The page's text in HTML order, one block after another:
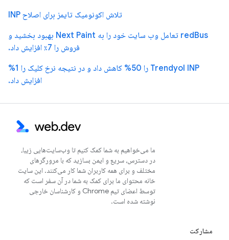
تلاش اکونومیک تایمز برای اصلاح INP
redBus تعامل وب سایت خود را به Next Paint بهبود بخشید و
فروش را 7٪ افزایش داد.
Trendyol INP را 50% کاهش داد و در نتیجه نرخ کلیک را 1%
افزایش داد.
ما می‌خواهیم به شما کمک کنیم تا وب‌سایت‌هایی زیبا،
در دسترس، سریع و ایمن بسازید که با مرورگرهای
مختلف و برای همه کاربران شما کار می‌کنند. این سایت
خانه محتوای ما برای کمک به شما در آن سفر است که
توسط اعضای تیم Chrome و کارشناسان خارجی
نوشته شده است.
مشارکت